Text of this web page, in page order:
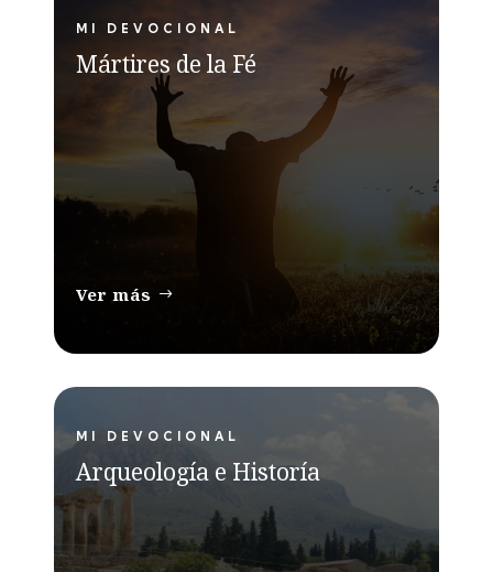
MI DEVOCIONAL
Mártires de la Fé
Ver más
MI DEVOCIONAL
Arqueología e Historía